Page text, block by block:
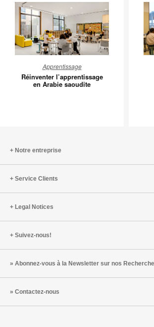
l’apprentissage
en
Apprentissage
Réinventer l’apprentissage
en Arabie saoudite
Notre entreprise
Service Clients
Legal Notices
Suivez-nous!
Abonnez-vous à la Newsletter sur nos
Contactez-nous